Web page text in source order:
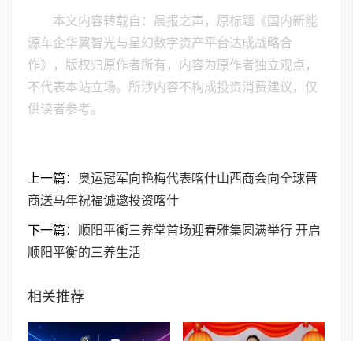
本文内容转载自：晨报之声，原标题《国内新能
源车企华翼智光与星幻数字资产平台达成战略合
作》，版权归原作者所有，内容为原作者独立观点，
不代表本站立场。所涉内容不构成投资消费建议，仅
供读者参考。
上一篇： 奥运冠军向艳梅代表喀什山西商会向全球晋
商送马年祝福诚邀投资喀什
下一篇： 顺阳平衡三养堂首场迎春雅集圆满举行 开启
顺阳平衡的三养生活
相关推荐